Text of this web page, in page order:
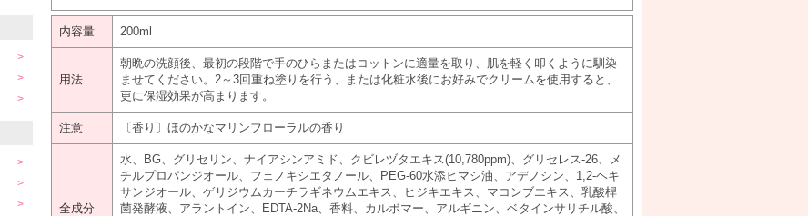
内容量 200ml
用法
朝晩の洗顔後、最初の段階で手のひらまたはコットンに適量を取り、肌を軽く叩くように馴染
ませてください。2～3回重ね塗りを行う、または化粧水後にお好みでクリームを使用すると、
更に保湿効果が高まります。
注意 〔香り〕ほのかなマリンフローラルの香り
全成分
水、BG、グリセリン、ナイアシンアミド、クビレヅタエキス(10,780ppm)、グリセレス-26、メ
チルプロパンジオール、フェノキシエタノール、PEG-60水添ヒマシ油、アデノシン、1,2-ヘキ
サンジオール、ゲリジウムカーチラギネウムエキス、ヒジキエキス、マコンブエキス、乳酸桿
菌発酵液、アラントイン、EDTA-2Na、香料、カルボマー、アルギニン、ベタインサリチル酸、